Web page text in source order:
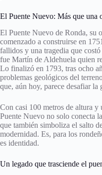
El Puente Nuevo: Más que una
El Puente Nuevo de Ronda, su
comenzado a construirse en
fallidos y una tragedia que
fue Martín de Aldehuela quien
Lo finalizó en 1793, tras ocho
problemas geológicos del
que, aún hoy, parece desafiar la
Con casi 100 metros de altura y
Puente Nuevo no solo conecta
que también simboliza el salto
modernidad. Es, para los
es identidad.
Un legado que trasciende el